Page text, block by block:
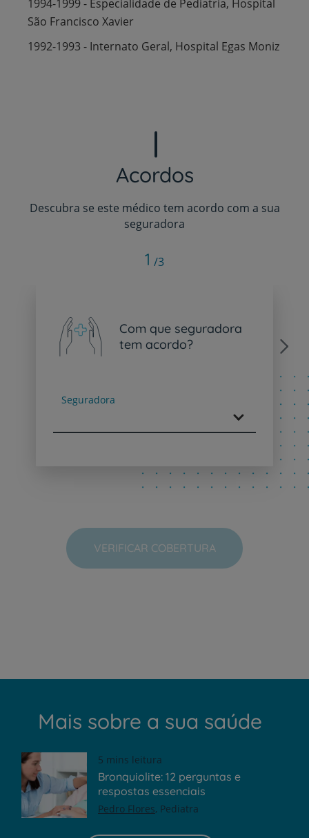
1994-1999 - Especialidade de Pediatria, Hospital
São Francisco Xavier
1992-1993 - Internato Geral, Hospital Egas Moniz
Acordos
Descubra se este médico tem acordo com a sua
seguradora
Com que seguradora
tem acordo?
Seguradora
Next
1 /3
VERIFICAR COBERTURA
Mais sobre a sua saúde
5 mins leitura
Bronquiolite: 12 perguntas e
respostas essenciais
Pedro Flores Pediatra